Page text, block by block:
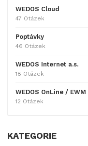
WEDOS Cloud
47 Otázek
Poptávky
46 Otázek
WEDOS Internet a.s.
18 Otázek
WEDOS OnLine / EWM
12 Otázek
KATEGORIE